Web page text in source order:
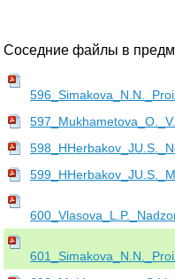
Соседние файлы в